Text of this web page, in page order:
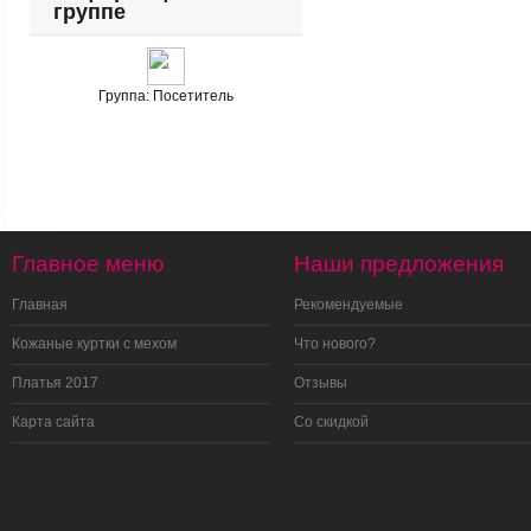
группе
Группа: Посетитель
Главное меню
Главная
Кожаные куртки с мехом
Платья 2017
Карта сайта
Наши предложения
Рекомендуемые
Что нового?
Отзывы
Со скидкой